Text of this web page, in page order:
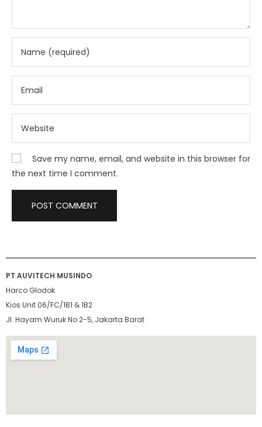
Save my name, email, and website in this browser for
the next time I comment.
PT AUVITECH MUSINDO
Harco Glodok
Kios Unit 06/FC/1B1 & 1B2
Jl. Hayam Wuruk No.2-5, Jakarta Barat